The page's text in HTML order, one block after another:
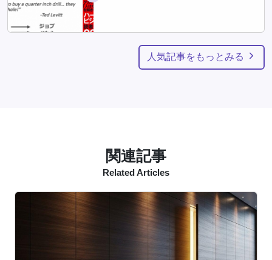
人気記事をもっとみる
関連記事
Related Articles